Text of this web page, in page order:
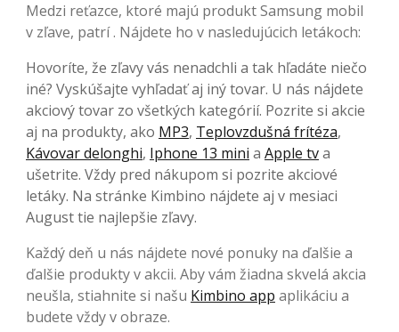
Medzi reťazce, ktoré majú produkt Samsung mobil
v zľave, patrí . Nájdete ho v nasledujúcich letákoch:
Hovoríte, že zľavy vás nenadchli a tak hľadáte niečo
iné? Vyskúšajte vyhľadať aj iný tovar. U nás nájdete
akciový tovar zo všetkých kategórií. Pozrite si akcie
aj na produkty, ako MP3, Teplovzdušná frítéza,
Kávovar delonghi, Iphone 13 mini a Apple tva
ušetrite. Vždy pred nákupom si pozrite akciové
letáky. Na stránke Kimbino nájdete aj v mesiaci
August tie najlepšie zľavy.
Každý deň u nás nájdete nové ponuky na ďalšie a
ďalšie produkty v akcii. Aby vám žiadna skvelá akcia
neušla, stiahnite si našu Kimbino app aplikáciu a
budete vždy v obraze.